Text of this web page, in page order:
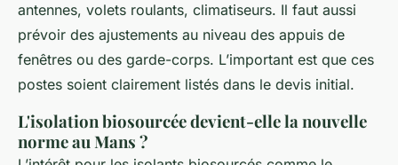
antennes, volets roulants, climatiseurs. Il faut aussi
prévoir des ajustements au niveau des appuis de
fenêtres ou des garde-corps. L’important est que ces
postes soient clairement listés dans le devis initial.
L'isolation biosourcée devient-elle la nouvelle
norme au Mans ?